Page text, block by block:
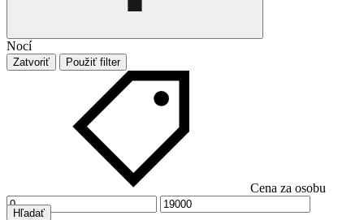
Nocí
Zatvoriť Použiť filter
Cena za osobu
Hľadať